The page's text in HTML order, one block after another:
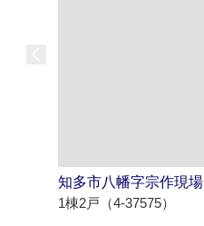
知多市八幡字宗作現場
1棟2戸（4-37575）